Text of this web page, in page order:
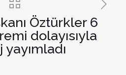
Öztürkler 6
dolayısıyla
yayımladı